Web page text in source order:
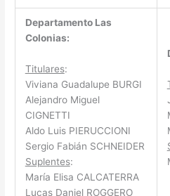
Departamento Las
Colonias:
Titulares:
Viviana Guadalupe BURGI
Alejandro Miguel
CIGNETTI
Aldo Luis PIERUCCIONI
Sergio Fabián SCHNEIDER
Suplentes:
María Elisa CALCATERRA
Lucas Daniel ROGGERO